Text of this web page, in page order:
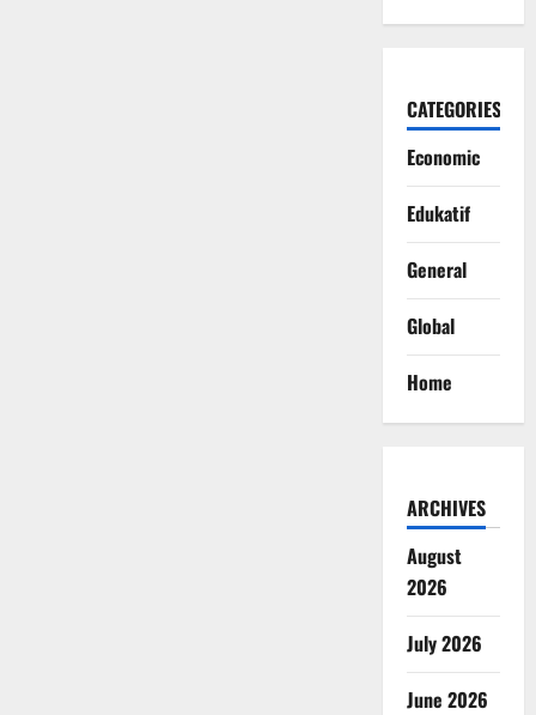
CATEGORIES
Economic
Edukatif
General
Global
Home
ARCHIVES
August
2026
July 2026
June 2026